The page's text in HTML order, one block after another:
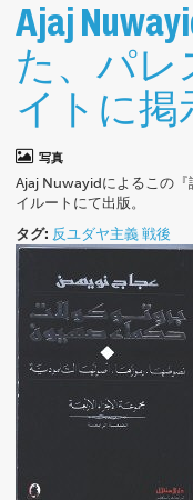
Ajaj
た、パレ
イトに掲
写真
Ajaj Nuwayidによるこの『
イルートにて出版。
タグ: 反ユダヤ主義 戦後